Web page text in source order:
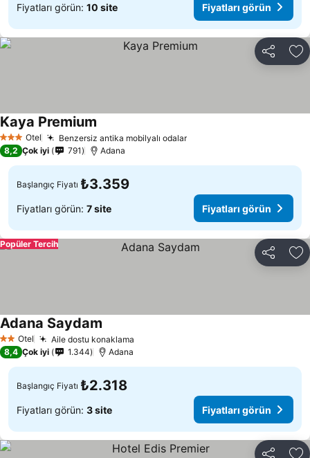
Fiyatları görün: 10 site Fiyatları görün
Paylaş
3 YıldızOtel Benzersiz antika mobilyalı odalarFiyatları görün
Kaya Premium
8,2 Çok iyi 791 Adana
Başlangıç Fiyatı ₺3.359
Fiyatları görün: 7 site Fiyatları görün
Paylaş
Popüler Tercih
2 Yıldız
Otel Aile dostu konaklama
Adana Saydam
8,4 Çok iyi 1.344 Adana
Başlangıç Fiyatı ₺2.318
Fiyatları görün: 3 site Fiyatları görün